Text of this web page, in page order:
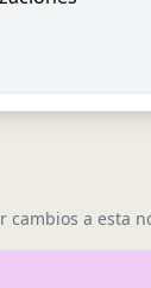
cambios a esta